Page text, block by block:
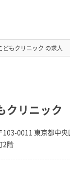
どもクリニック の求人
クリニック
103-0011 東京都中
2階